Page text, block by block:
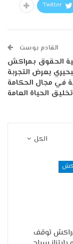
Twitter
القادم بوست
الحقوق بمراكش
يعرض التجربة
في مجال الحكامة
الحياة العامة
الكل
توقف